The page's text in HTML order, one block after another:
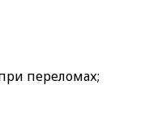
переломах;